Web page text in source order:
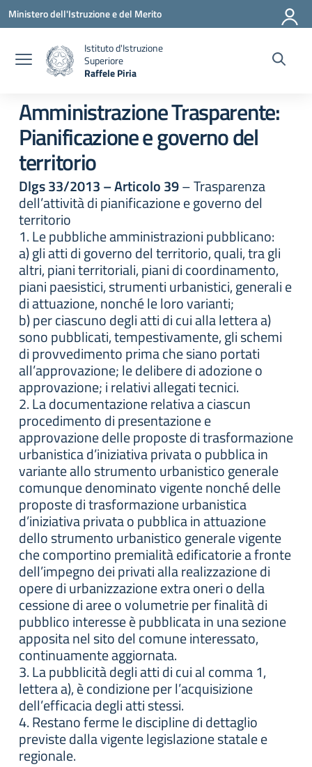
Vai ai contenuti
Vai al menu di navigazione
Vai al footer
Ministero dell'Istruzione e del Merito
Istituto d'Istruzione
Superiore
Raffele Piria
Amministrazione Trasparente:
Pianificazione e governo del
territorio
Dlgs 33/2013 – Articolo 39– Trasparenza
dell’attività di pianificazione e governo del
territorio
1. Le pubbliche amministrazioni pubblicano:
a) gli atti di governo del territorio, quali, tra gli
altri, piani territoriali, piani di coordinamento,
piani paesistici, strumenti urbanistici, generali e
di attuazione, nonché le loro varianti;
b) per ciascuno degli atti di cui alla lettera a)
sono pubblicati, tempestivamente, gli schemi
di provvedimento prima che siano portati
all’approvazione; le delibere di adozione o
approvazione; i relativi allegati tecnici.
2. La documentazione relativa a ciascun
procedimento di presentazione e
approvazione delle proposte di trasformazione
urbanistica d’iniziativa privata o pubblica in
variante allo strumento urbanistico generale
comunque denominato vigente nonché delle
proposte di trasformazione urbanistica
d’iniziativa privata o pubblica in attuazione
dello strumento urbanistico generale vigente
che comportino premialità edificatorie a fronte
dell’impegno dei privati alla realizzazione di
opere di urbanizzazione extra oneri o della
cessione di aree o volumetrie per finalità di
pubblico interesse è pubblicata in una sezione
apposita nel sito del comune interessato,
continuamente aggiornata.
3. La pubblicità degli atti di cui al comma 1,
lettera a), è condizione per l’acquisizione
dell’efficacia degli atti stessi.
4. Restano ferme le discipline di dettaglio
previste dalla vigente legislazione statale e
regionale.